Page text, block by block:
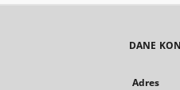
DANE
Adres